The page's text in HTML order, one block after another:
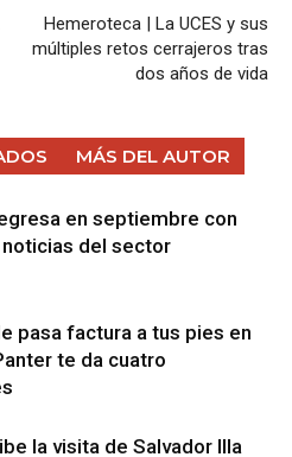
Hemeroteca | La UCES y sus
múltiples retos cerrajeros tras
dos años de vida
MÁS DEL AUTOR
en septiembre con
del sector
pasa factura a tus pies en
te da cuatro
la visita de Salvador Illa